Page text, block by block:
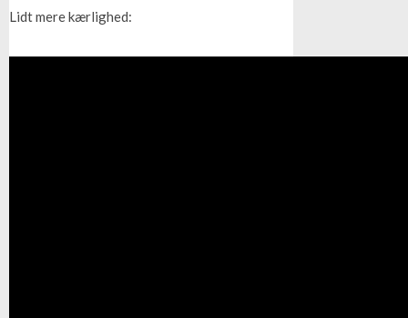
Lidt mere kærlighed: